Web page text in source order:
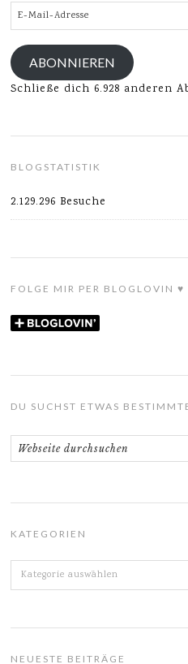
E-
Mail-
Adresse
ABONNIEREN
Schließe dich 6.928 anderen
BLOGSTATISTIK
2.129.296 Besuche
FOLGE MIR PER BLOGLOVIN ♥
DU SUCHST ETWAS
KATEGORIEN
Kategorien
NEUESTE BEITRÄGE